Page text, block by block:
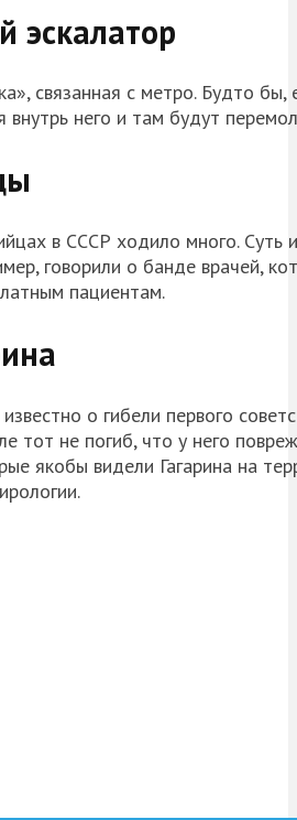
эскалатор
связанная с метро. Будто
внутрь него и там будут
в СССР ходило много. Суть
говорили о банде врачей,
пациентам.
о гибели первого
тот не погиб, что у него
якобы видели Гагарина на